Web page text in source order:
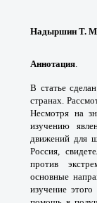
Надыршин Т.
Аннотация.
В статье
странах.
Несмотря на
изучению
движений для
Россия,
против
основные
изучение